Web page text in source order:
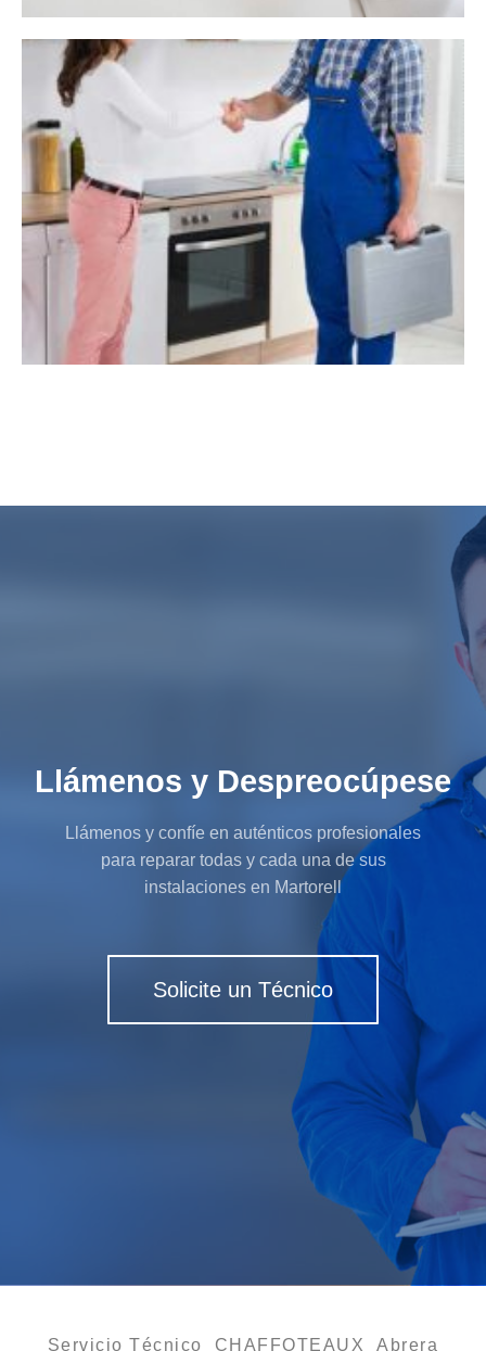
Llámenos y Despreocúpese
Llámenos y confíe en auténticos profesionales
para reparar todas y cada una de sus
instalaciones en Martorell
Solicite un Técnico
Servicio Técnico CHAFFOTEAUX Abrera